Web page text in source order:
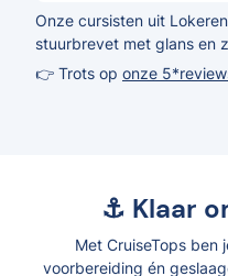
Onze cursisten uit
stuurbrevet met glans en
👉 Trots op onze
⚓ Klaar
Met CruiseTops ben
voorbereiding én